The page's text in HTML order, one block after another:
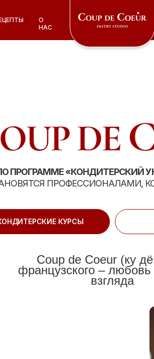
О
НАС
О
НАС
ПРОГРАММЕ «КОНДИТЕРСКИЙ
Coup de Coeur (ку
французского – любовь
взгляда
КУРСЫ